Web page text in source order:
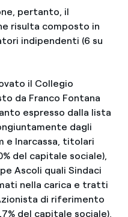
pertanto, il
risulta composto in
indipendenti (6 su
il Collegio
da Franco Fontana
espresso dalla lista
dagli
e Inarcassa, titolari
del capitale sociale),
Ascoli quali Sindaci
nella carica e tratti
di riferimento
del capitale sociale),